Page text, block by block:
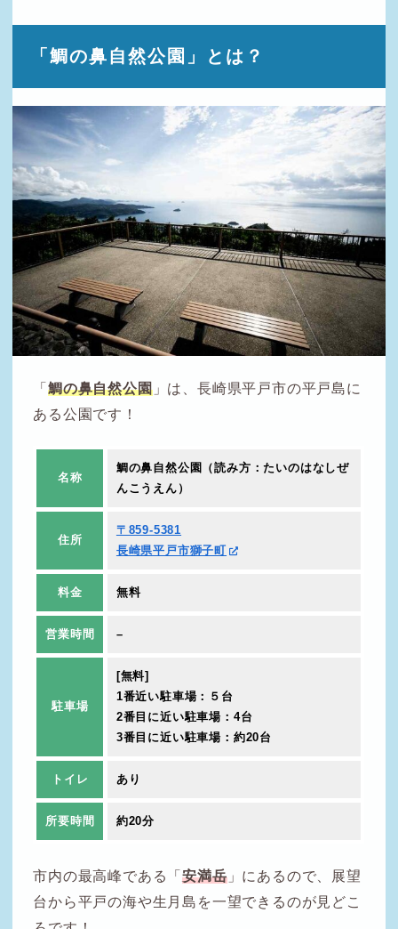
「鯛の鼻自然公園」とは？
「鯛の鼻自然公園」は、長崎県平戸市の平戸島に
ある公園です！
名称
鯛の鼻自然公園（読み方：たいのはなしぜ
んこうえん）
住所
〒859-5381
長崎県平戸市獅子町
料金 無料
営業時間 –
駐車場
[無料]
1番近い駐車場：５台
2番目に近い駐車場：4台
3番目に近い駐車場：約20台
トイレ あり
所要時間 約20分
市内の最高峰である「安満岳」にあるので、展望
台から平戸の海や生月島を一望できるのが見どこ